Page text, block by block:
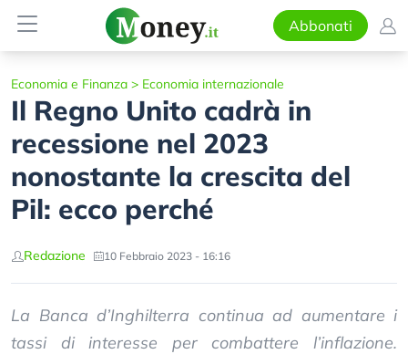
Abbonati
Economia e Finanza > Economia internazionale
Il Regno Unito cadrà in
recessione nel 2023
nonostante la crescita del
Pil: ecco perché
Redazione 10 Febbraio 2023 - 16:16
La Banca d’Inghilterra continua ad aumentare i
tassi di interesse per combattere l’inflazione.